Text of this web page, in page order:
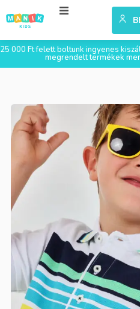
25 000 Ft felett boltunk ingyenes
megrendelt termékek